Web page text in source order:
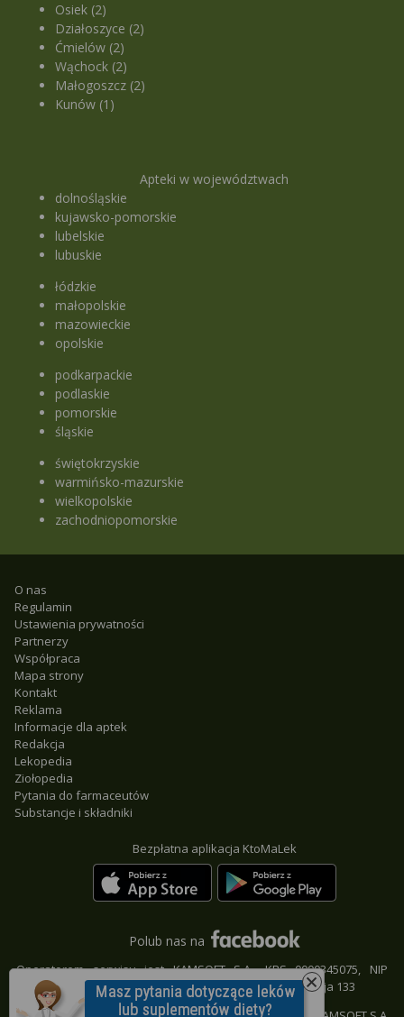
Osiek (2)
Działoszyce (2)
Ćmielów (2)
Wąchock (2)
Małogoszcz (2)
Kunów (1)
Apteki w województwach
dolnośląskie
kujawsko-pomorskie
lubelskie
lubuskie
łódzkie
małopolskie
mazowieckie
opolskie
podkarpackie
podlaskie
pomorskie
śląskie
świętokrzyskie
warmińsko-mazurskie
wielkopolskie
zachodniopomorskie
O nas
Regulamin
Ustawienia prywatności
Partnerzy
Współpraca
Mapa strony
Kontakt
Reklama
Informacje dla aptek
Redakcja
Lekopedia
Ziołopedia
Pytania do farmaceutów
Substancje i składniki
Bezpłatna aplikacja KtoMaLek
Polub nas na
Operatorem serwisu jest KAMSOFT S.A., KRS 0000345075, NIP
9542685559, REGON 241371988, 40-235 Katowice, ul. 1 Maja 133